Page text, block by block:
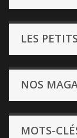
LES
NOS
MOTS-